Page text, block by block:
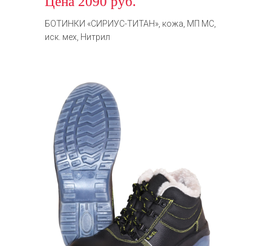
БОТИНКИ «СИРИУС-ТИТАН», кожа, МП МС,
иск. мех, Нитрил